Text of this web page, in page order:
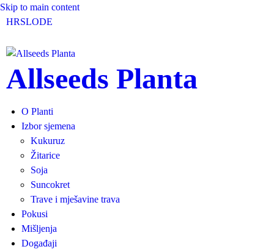
Skip to main content
HRSLODE
Allseeds Planta
O Planti
Izbor sjemena
Kukuruz
Žitarice
Soja
Suncokret
Trave i mješavine trava
Pokusi
Mišljenja
Događaji